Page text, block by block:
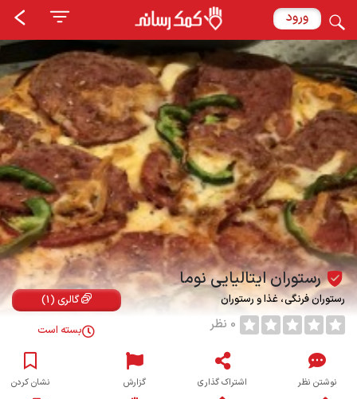
ورود
رستوران ایتالیایی نوما
رستوران فرنگی غذا و رستوران گالری (1)
0 نظر بسته است
نوشتن نظر اشتراک گذاری گزارش نشان کردن